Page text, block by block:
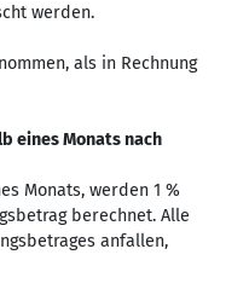
werden.
als in Rechnung
eines Monats nach
Monats, werden 1 %
berechnet. Alle
anfallen,